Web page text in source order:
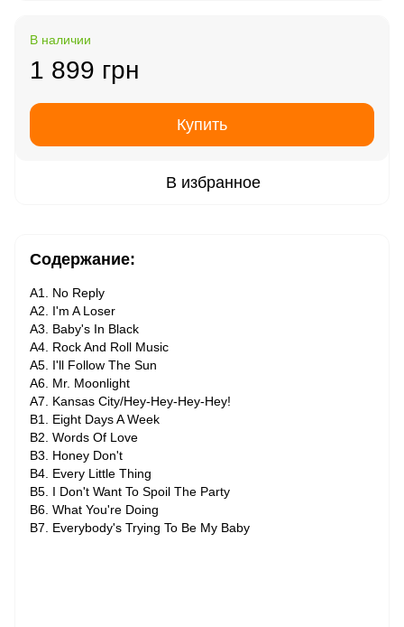
В наличии
1 899 грн
Купить
В избранное
Содержание:
A1. No Reply
A2. I'm A Loser
A3. Baby's In Black
A4. Rock And Roll Music
A5. I'll Follow The Sun
A6. Mr. Moonlight
A7. Kansas City/Hey-Hey-Hey-Hey!
B1. Eight Days A Week
B2. Words Of Love
B3. Honey Don't
B4. Every Little Thing
B5. I Don't Want To Spoil The Party
B6. What You're Doing
B7. Everybody's Trying To Be My Baby